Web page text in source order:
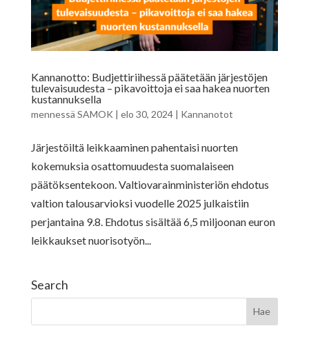
Kannanotto: Budjettiriihessä päätetään järjestöjen
tulevaisuudesta – pikavoittoja ei saa hakea nuorten
kustannuksella
mennessä SAMOK | elo 30, 2024| Kannanotot
Järjestöiltä leikkaaminen pahentaisi nuorten
kokemuksia osattomuudesta suomalaiseen
päätöksentekoon. Valtiovarainministeriön ehdotus
valtion talousarvioksi vuodelle 2025 julkaistiin
perjantaina 9.8. Ehdotus sisältää 6,5 miljoonan euron
leikkaukset nuorisotyön...
Search